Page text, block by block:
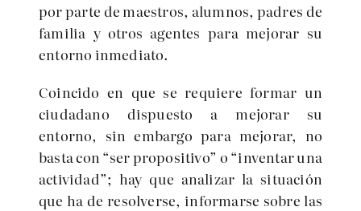
por parte de maestros, alumnos, padres de
familia y otros agentes para mejorar su
entorno inmediato.
Coincido en que se requiere formar un
ciudadano dispuesto a mejorar su
entorno, sin embargo para mejorar, no
basta con “ser propositivo” o “inventar una
actividad”; hay que analizar la situación
que ha de resolverse, informarse sobre las